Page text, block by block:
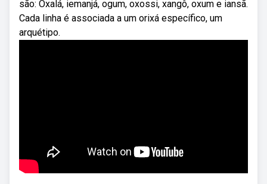
são: Oxalá, iemanjá, ogum, oxossi, xangô, oxum e iansã.
Cada linha é associada a um orixá específico, um
arquétipo.